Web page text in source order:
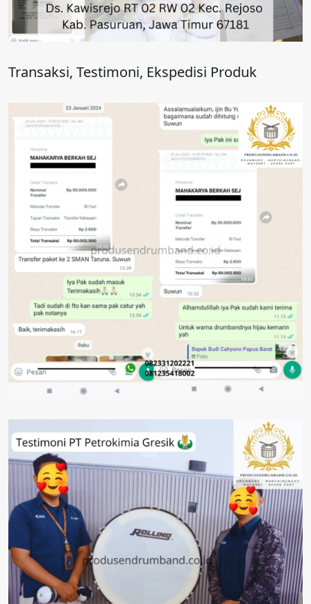
Transaksi, Testimoni, Ekspedisi Produk